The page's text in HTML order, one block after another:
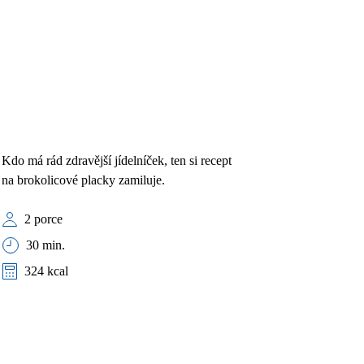
Kdo má rád zdravější jídelníček, ten si recept
na brokolicové placky zamiluje.
2 porce
30 min.
324 kcal